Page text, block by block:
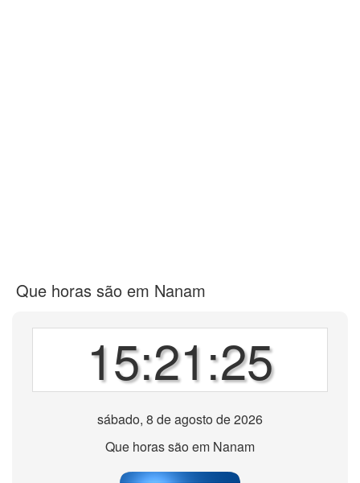
Que horas são em Nanam
15:21:25
sábado, 8 de agosto de 2026
Que horas são em Nanam